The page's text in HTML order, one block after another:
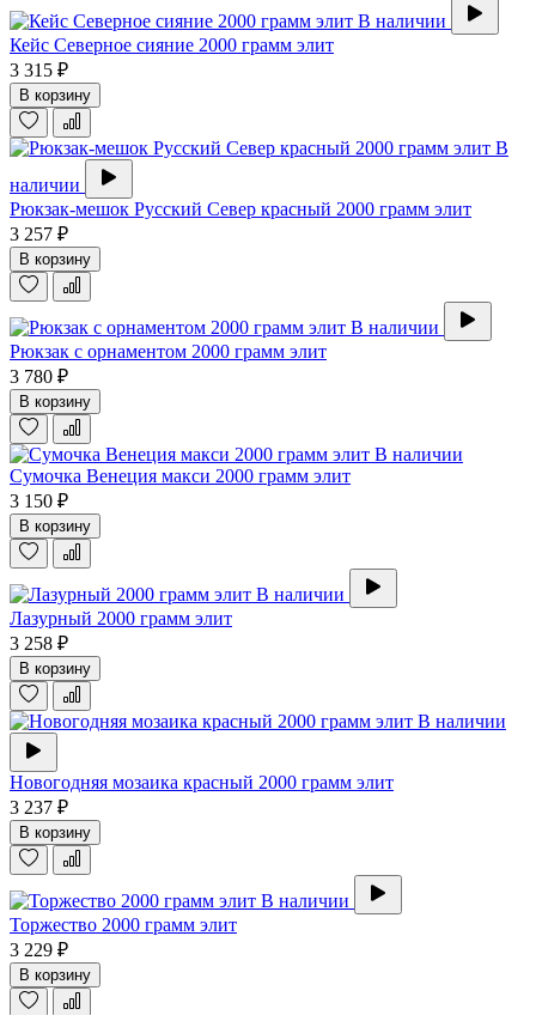
В наличии
Кейс Северное сияние 2000 грамм элит
3 315 ₽
В корзину
В
наличии
Рюкзак-мешок Русский Север красный 2000 грамм элит
3 257 ₽
В корзину
В наличии
Рюкзак с орнаментом 2000 грамм элит
3 780 ₽
В корзину
В наличии
Сумочка Венеция макси 2000 грамм элит
3 150 ₽
В корзину
В наличии
Лазурный 2000 грамм элит
3 258 ₽
В корзину
В наличии
Новогодняя мозаика красный 2000 грамм элит
3 237 ₽
В корзину
В наличии
Торжество 2000 грамм элит
3 229 ₽
В корзину